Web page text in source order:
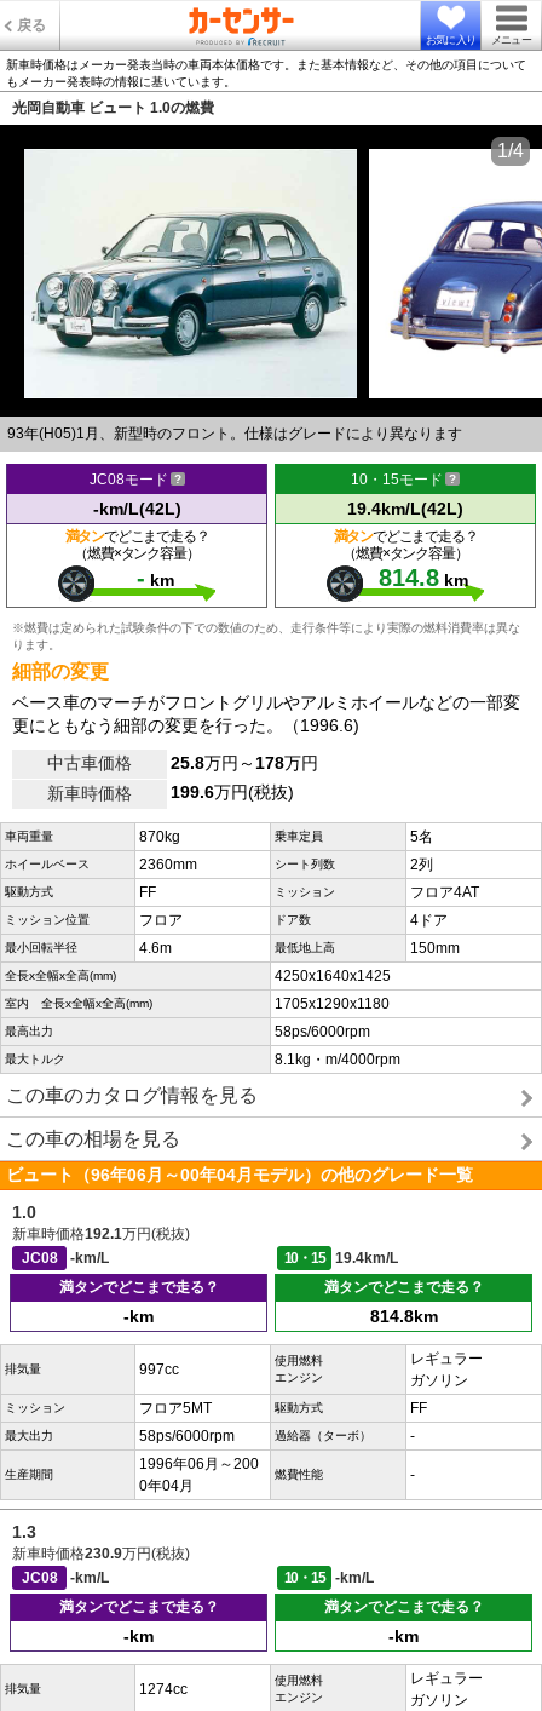
戻る
お気に入り メニュー
新車時価格はメーカー発表当時の車両本体価格です。また基本情報など、その他の項目について
もメーカー発表時の情報に基いています。
光岡自動車 ビュート 1.0の燃費
93年(H05)1月、新型時のフロント。仕様はグレードにより異なります
1/4
JC08モード
-km/L(42L)
満タンでどこまで走る？
（燃費×タンク容量）
- km
10・15モード
19.4km/L(42L)
満タンでどこまで走る？
（燃費×タンク容量）
814.8 km
※燃費は定められた試験条件の下での数値のため、走行条件等により実際の燃料消費率は異な
ります。
細部の変更
ベース車のマーチがフロントグリルやアルミホイールなどの一部変
更にともなう細部の変更を行った。（1996.6)
中古車価格
25.8万円～178万円
新車時価格
199.6万円(税抜)
車両重量 870kg 乗車定員 5名
ホイールベース 2360mm シート列数 2列
駆動方式 FF ミッション フロア4AT
ミッション位置 フロア ドア数 4ドア
最小回転半径 4.6m 最低地上高 150mm
全長x全幅x全高(mm) 4250x1640x1425
室内 全長x全幅x全高(mm) 1705x1290x1180
最高出力 58ps/6000rpm
最大トルク 8.1kg・m/4000rpm
この車のカタログ情報を見る
この車の相場を見る
ビュート（96年06月～00年04月モデル）の他のグレード一覧
1.0
新車時価格192.1万円(税抜)
JC08
-km/L 10・15
19.4km/L
満タンでどこまで走る？
-km
満タンでどこまで走る？
814.8km
排気量 997cc
使用燃料
エンジン
レギュラー
ガソリン
ミッション フロア5MT 駆動方式 FF
最大出力 58ps/6000rpm 過給器（ターボ） -
生産期間
1996年06月～200
0年04月
燃費性能 -
1.3
新車時価格230.9万円(税抜)
JC08
-km/L 10・15
-km/L
満タンでどこまで走る？
-km
満タンでどこまで走る？
-km
排気量 1274cc
使用燃料
エンジン
レギュラー
ガソリン